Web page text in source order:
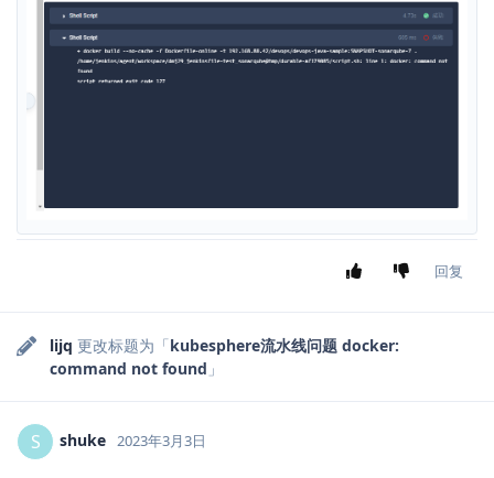
回复
lijq 更改标题为「kubesphere流水线问题 docker:
command not found 」
S shuke 2023年3月3日